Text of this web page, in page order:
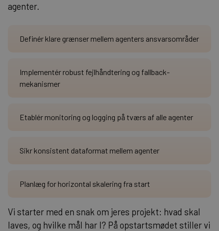
agenter.
Definér klare grænser mellem agenters ansvarsområder
Implementér robust fejlhåndtering og fallback-
mekanismer
Etablér monitoring og logging på tværs af alle agenter
Sikr konsistent dataformat mellem agenter
Planlæg for horizontal skalering fra start
Vi starter med en snak om jeres projekt: hvad skal
laves, og hvilke mål har I? På opstartsmødet stiller vi